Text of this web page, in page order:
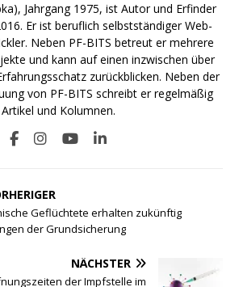
Jahrgang 1975, ist Autor und Erfinder
Er ist beruflich selbstständiger Web-
Neben PF-BITS betreut er mehrere
und kann auf einen inzwischen über
zurückblicken. Neben der
von PF-BITS schreibt er regelmäßig
Artikel und Kolumnen.
Geflüchtete erhalten zukünftig
der Grundsicherung
NÄCHSTER
der Impfstelle im